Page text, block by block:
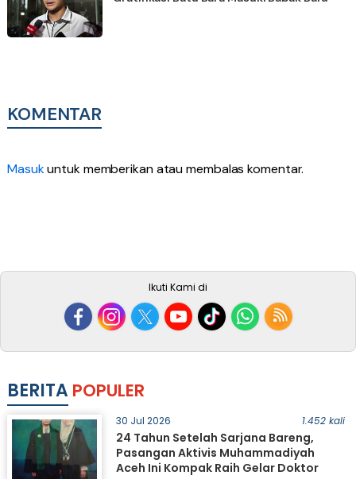
KOMENTAR
Masukuntuk memberikan atau membalas komentar.
Ikuti Kami di
BERITA POPULER
30 Jul 2026 1.452 kali
24 Tahun Setelah Sarjana Bareng,
Pasangan Aktivis Muhammadiyah
Aceh Ini Kompak Raih Gelar Doktor